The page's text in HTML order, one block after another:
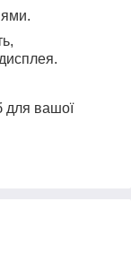
дисплея.
для вашої